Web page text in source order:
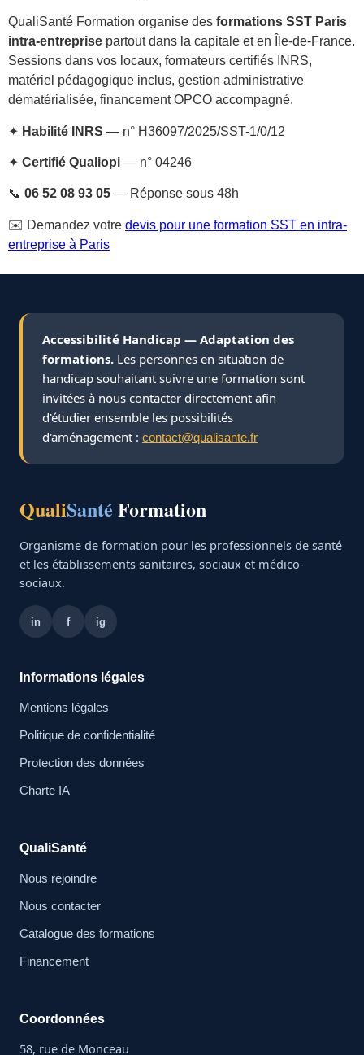
QualiSanté Formation organise des formations SST Paris
intra-entreprise partout dans la capitale et en Île-de-France.
Sessions dans vos locaux, formateurs certifiés INRS,
matériel pédagogique inclus, gestion administrative
dématérialisée, financement OPCO accompagné.
✦ Habilité INRS — n° H36097/2025/SST-1/0/12
✦ Certifié Qualiopi — n° 04246
📞 06 52 08 93 05 — Réponse sous 48h
✉️ Demandez votre devis pour une formation SST en intra-
entreprise à Paris
Accessibilité Handicap — Adaptation des
formations. Les personnes en situation de
handicap souhaitant suivre une formation sont
invitées à nous contacter directement afin
d'étudier ensemble les possibilités
d'aménagement : contact@qualisante.fr
QualiSanté Formation
Organisme de formation pour les professionnels de santé
et les établissements sanitaires, sociaux et médico-
sociaux.
in f ig
Informations légales
Mentions légales
Politique de confidentialité
Protection des données
Charte IA
QualiSanté
Nous rejoindre
Nous contacter
Catalogue des formations
Financement
Coordonnées
58, rue de Monceau